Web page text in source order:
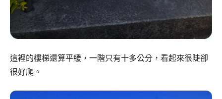
這裡的樓梯還算平緩，一階只有十多公分，看起來很陡卻
很好爬。